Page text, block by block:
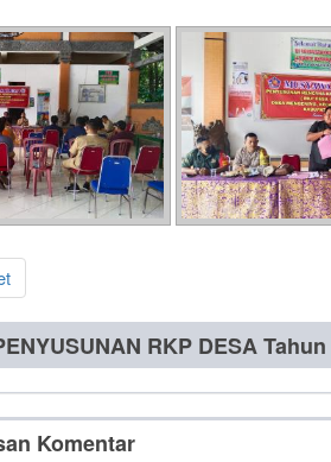
RKP DESA
Komentar